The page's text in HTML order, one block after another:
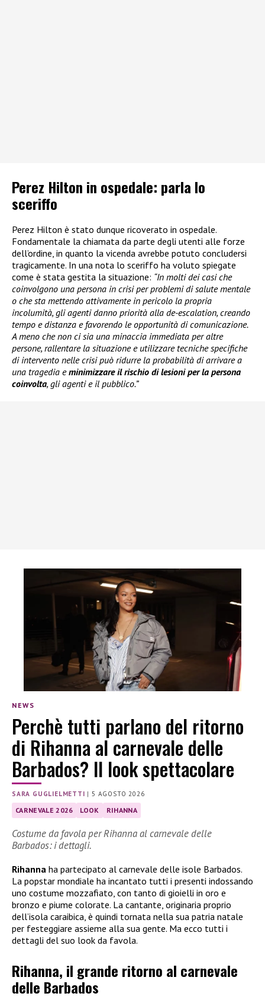
Perez Hilton in ospedale: parla lo
sceriffo
Perez Hilton è stato dunque ricoverato in ospedale.
Fondamentale la chiamata da parte degli utenti alle forze
dell’ordine, in quanto la vicenda avrebbe potuto concludersi
tragicamente. In una nota lo sceriffo ha voluto spiegate
come è stata gestita la situazione: “In molti dei casi che
coinvolgono una persona in crisi per problemi di salute mentale
o che sta mettendo attivamente in pericolo la propria
incolumità, gli agenti danno priorità alla de-escalation, creando
tempo e distanza e favorendo le opportunità di comunicazione.
A meno che non ci sia una minaccia immediata per altre
persone, rallentare la situazione e utilizzare tecniche specifiche
di intervento nelle crisi può ridurre la probabilità di arrivare a
una tragedia eminimizzare il rischio di lesioni per la persona
coinvolta, gli agenti e il pubblico.”
NEWS
Perchè tutti parlano del ritorno
di Rihanna al carnevale delle
Barbados? Il look spettacolare
SARA GUGLIELMETTI | 5 AGOSTO 2026
CARNEVALE 2026 LOOK RIHANNA
Costume da favola per Rihanna al carnevale delle
Barbados: i dettagli.
Rihanna ha partecipato al carnevale delle isole Barbados.
La popstar mondiale ha incantato tutti i presenti indossando
uno costume mozzafiato, con tanto di gioielli in oro e
bronzo e piume colorate. La cantante, originaria proprio
dell’isola caraibica, è quindi tornata nella sua patria natale
per festeggiare assieme alla sua gente. Ma ecco tutti i
dettagli del suo look da favola.
Rihanna, il grande ritorno al carnevale
delle Barbados